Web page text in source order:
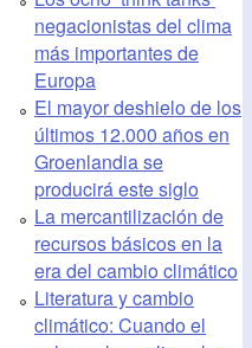
negacionistas del clima
más importantes de
Europa
El mayor deshielo de los
últimos 12.000 años en
Groenlandia se
producirá este siglo
La mercantilización de
recursos básicos en la
era del cambio climático
Literatura y cambio
climático: Cuando el